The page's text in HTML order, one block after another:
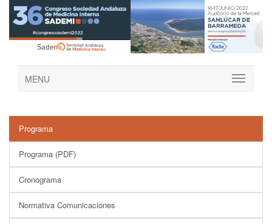
MENU
Programa
Programa (PDF)
Cronograma
Normativa Comunicaciones